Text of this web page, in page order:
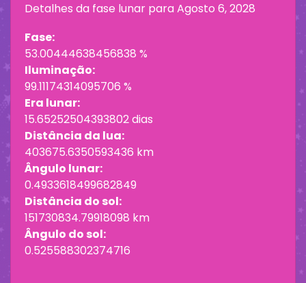
Detalhes da fase lunar paraAgosto 6, 2028
Fase:
53.00444638456838 %
Iluminação:
99.11174314095706 %
Era lunar:
15.65252504393802 dias
Distância da lua:
403675.6350593436 km
Ângulo lunar:
0.4933618499682849
Distância do sol:
151730834.79918098 km
Ângulo do sol:
0.525588302374716